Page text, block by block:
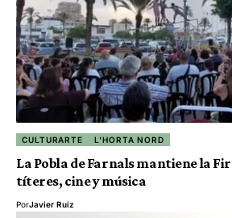
CULTURARTE L'HORTA NORD
La Pobla de Farnals mantiene la
títeres, cine y música
PorJavier Ruiz